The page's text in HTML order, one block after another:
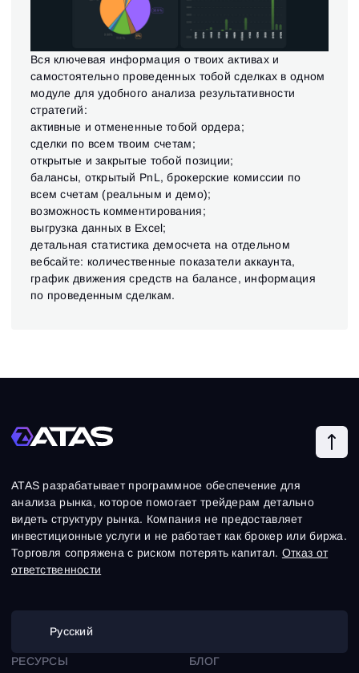
Вся ключевая информация о твоих активах и
самостоятельно проведенных тобой сделках в одном
модуле для удобного анализа результативности
стратегий:
активные и отмененные тобой ордера;
сделки по всем твоим счетам;
открытые и закрытые тобой позиции;
балансы, открытый PnL, брокерские комиссии по
всем счетам (реальным и демо);
возможность комментирования;
выгрузка данных в Excel;
детальная статистика демосчета на отдельном
вебсайте: количественные показатели аккаунта,
график движения средств на балансе, информация
по проведенным сделкам.
ATAS разрабатывает программное обеспечение для
анализа рынка, которое помогает трейдерам детально
видеть структуру рынка. Компания не предоставляет
инвестиционные услуги и не работает как брокер или биржа.
Торговля сопряжена с риском потерять капитал. Отказ от
ответственности
Русский
РЕСУРСЫ
БЛОГ